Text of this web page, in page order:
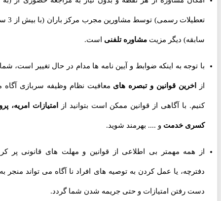
تعطیلات رسمی) توسط مشاورین مجرب مرکز باران (با بیش از 3 سال
سابقه) دیگر مزیت مشاوره تلفنیاست.
با توجه به اینکه ضوابط و آیین نامه ها مدام در حال تغییر است، شما را
اخرین قوانین و تبصره هایمعافیت نظام وظیفه سربازی آگاه می
کنیم. با آگاهی از قوانین ممکن است بتوانید ازامتیازات امریه، پروژه
کسری خدمتو .... بهرمند شوید.
از همه مهمتر بی اطلاعی از قوانین و مهلت های قانونی پر کردن
دفترچه، یا عمل کردن به توصیه های افراد نا آگاه می تواند منجر به از
دست رفتن امتیازات و حتی جریمه شدن شما گردد.